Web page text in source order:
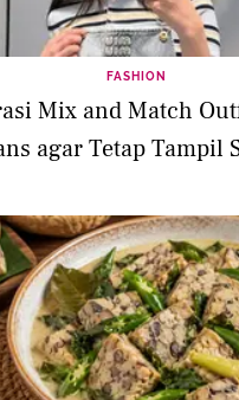
FASHION
Mix and Match
agar Tetap Tampil